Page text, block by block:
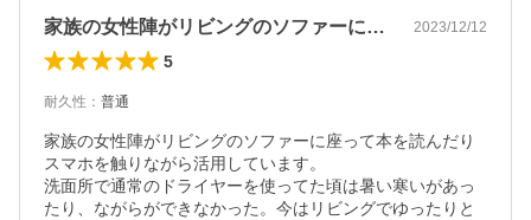
家族の女性陣がリビングのソファーに座っ… 2023/12/12
5
耐久性 ： 普通
家族の女性陣がリビングのソファーに座って本を読んだり
スマホを触りながら活用しています。
洗面所で通常のドライヤーを使ってた頃は暑い寒いがあっ
たり、ながらができなかった。今はリビングでゆったりと